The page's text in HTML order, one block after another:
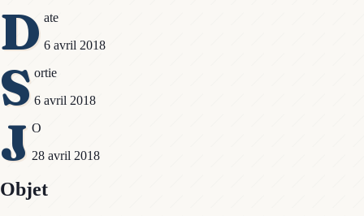
D ate
6 avril 2018
S ortie
6 avril 2018
J O
28 avril 2018
Objet